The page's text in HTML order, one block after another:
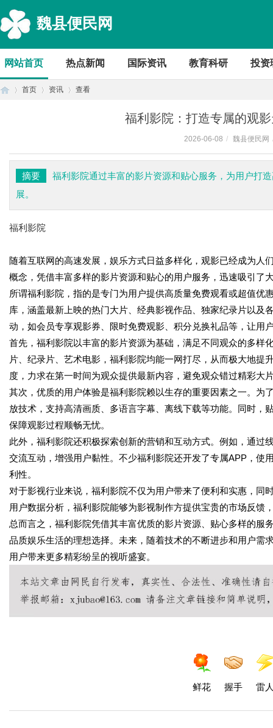
魏县便民网
网站首页 热点新闻 国际资讯 教育科研 投资
首页 资讯 查看
福利影院：打造专属的观
2026-06-08 / 魏县便民网
摘要
福利影院通过丰富的影片资源和贴心服务，为用户打
展。
福利影院
随着互联网的高速发展，娱乐方式日益多样化，观影已经成为人
概念，凭借丰富多样的影片资源和贴心的用户服务，迅速吸引了
所谓福利影院，指的是专门为用户提供高质量免费观看或超值
库，涵盖最新上映的热门大片、经典影视作品、独家纪录片以
动，如会员专享观影券、限时免费观影、积分兑换礼品等，让用
首先，福利影院以丰富的影片资源为基础，满足不同观众的多样
片、纪录片、艺术电影，福利影院均能一网打尽，从而极大地
度，力求在第一时间为观众提供最新内容，避免观众错过精彩大
其次，优质的用户体验是福利影院赖以生存的重要因素之一。为
放技术，支持高清画质、多语言字幕、离线下载等功能。同时
保障观影过程顺畅无忧。
此外，福利影院还积极探索创新的营销和互动方式。例如，通
交流互动，增强用户黏性。不少福利影院还开发了专属APP，使
利性。
对于影视行业来说，福利影院不仅为用户带来了便利和实惠，
用户数据分析，福利影院能够为影视制作方提供宝贵的市场反
总而言之，福利影院凭借其丰富优质的影片资源、贴心多样的
品质娱乐生活的理想选择。未来，随着技术的不断进步和用户需
用户带来更多精彩纷呈的视听盛宴。
鲜花 握手 雷